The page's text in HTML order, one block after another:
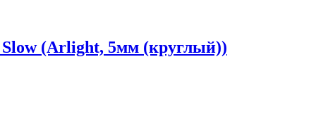
(Arlight, 5мм (круглый))